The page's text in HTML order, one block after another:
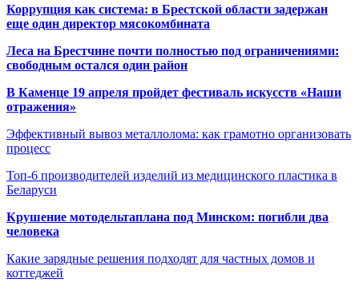
Коррупция как система: в Брестской области задержан
еще один директор мясокомбината
Леса на Брестчине почти полностью под ограничениями:
свободным остался один район
В Каменце 19 апреля пройдет фестиваль искусств «Наши
отражения»
Эффективный вывоз металлолома: как грамотно организовать
процесс
Топ-6 производителей изделий из медицинского пластика в
Беларуси
Крушение мотодельтаплана под Минском: погибли два
человека
Какие зарядные решения подходят для частных домов и
коттеджей